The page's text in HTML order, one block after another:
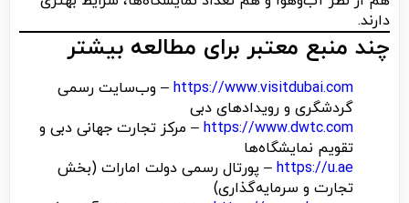
دارند.
چند منبع معتبر برای مطالعه بیشتر
https://www.visitdubai.com – وب‌سایت رسمی
گردشگری و رویدادهای دبی
https://www.dwtc.com – مرکز تجارت جهانی دبی و
تقویم نمایشگاه‌ها
https://u.ae – پورتال رسمی دولت امارات (بخش
تجارت و سرمایه‌گذاری)